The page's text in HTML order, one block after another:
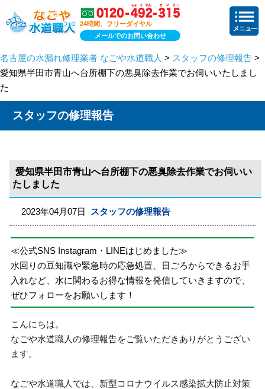
24時間、フリーダイヤル
メールでのお問い合わせ
名古屋の水漏れ修理業者 なごや水道職人 > スタッフの修理報告 >
愛知県半田市青山へ台所棚下の悪臭除去作業でお伺いいたしまし
た
スタッフの修理報告
愛知県半田市青山へ台所棚下の悪臭除去作業でお伺いい
たしました
2023年04月07日 スタッフの修理報告
≪公式SNS Instagram・LINEはじめました≫
水回りの豆知識や緊急時の応急処置、日ごろからできるお手
入れなど、水に関わるお得な情報を発信していきますので、
ぜひフォローをお願いします！
こんにちは。
なごや水道職人の修理報告をご覧いただきありがとうござい
ます。
なごや水道職人では、新型コロナウイルス感染拡大防止対策